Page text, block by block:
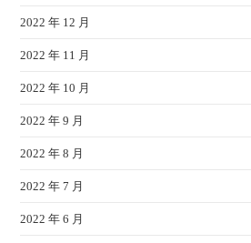
2022 年 12 月
2022 年 11 月
2022 年 10 月
2022 年 9 月
2022 年 8 月
2022 年 7 月
2022 年 6 月